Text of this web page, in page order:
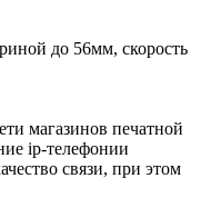
до 56мм, скорость
магазинов печатной
ip-телефонии
связи, при этом